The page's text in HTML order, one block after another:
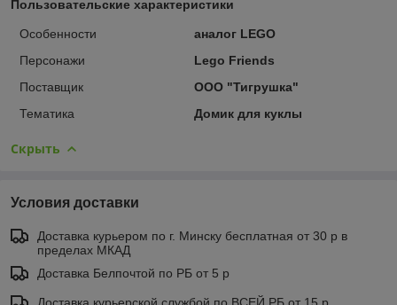
Пользовательские характеристики
Особенности
аналог LEGO
Персонажи
Lego Friends
Поставщик
ООО "Тигрушка"
Тематика
Домик для куклы
Скрыть
Условия доставки
Доставка курьером по г. Минску бесплатная от 30 р в
пределах МКАД
Доставка Белпочтой по РБ от 5 р
Доставка курьерской службой по ВСЕЙ РБ от 15 р